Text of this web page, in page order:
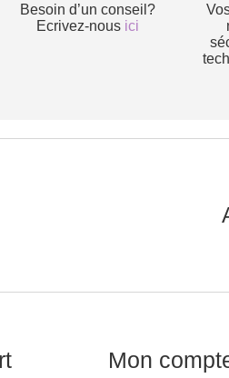
Besoin d’un conseil?
Ecrivez-nous ici
Mon